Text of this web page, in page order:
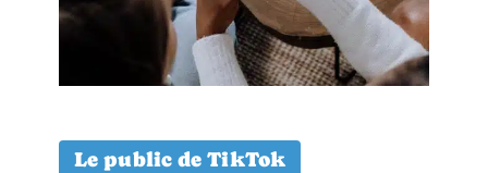
Le public de TikTok